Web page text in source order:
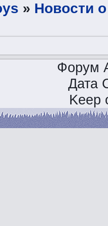
» Новости
Форум
Дата
Keep